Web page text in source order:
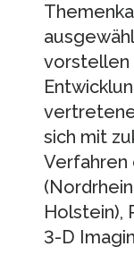
vorstellen
sich mit
Verfahren
Holstein),
3-D